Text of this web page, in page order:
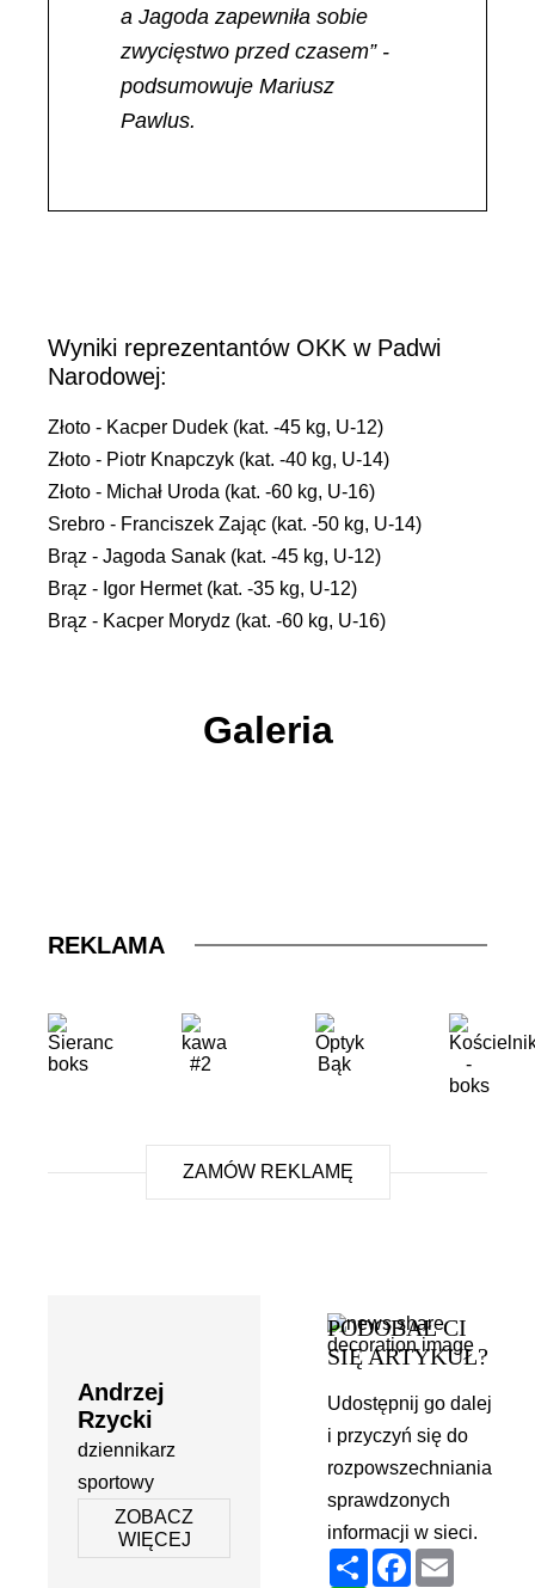
a Jagoda zapewniła sobie
zwycięstwo przed czasem” -
podsumowuje Mariusz
Pawlus.
Wyniki reprezentantów OKK w Padwi
Narodowej:
Złoto - Kacper Dudek (kat. -45 kg, U-12)
Złoto - Piotr Knapczyk (kat. -40 kg, U-14)
Złoto - Michał Uroda (kat. -60 kg, U-16)
Srebro - Franciszek Zając (kat. -50 kg, U-14)
Brąz - Jagoda Sanak (kat. -45 kg, U-12)
Brąz - Igor Hermet (kat. -35 kg, U-12)
Brąz - Kacper Morydz (kat. -60 kg, U-16)
Galeria
REKLAMA
ZAMÓW REKLAMĘ
Andrzej
Rzycki
dziennikarz
sportowy
ZOBACZ
WIĘCEJ
PODOBAŁ CI
SIĘ ARTYKUŁ?
Udostępnij go dalej
i przyczyń się do
rozpowszechniania
sprawdzonych
informacji w sieci.
Podziel
się
Facebook